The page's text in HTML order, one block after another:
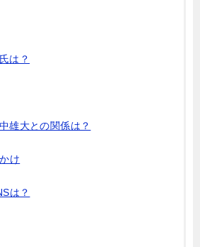
は？
雄大との関係は？
け
は？